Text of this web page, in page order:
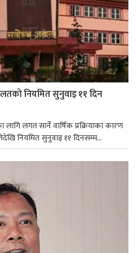
नियमित सुनुवाइ ११ दिन
लगत सार्ने वार्षिक प्रक्रियाका कारण
नियमित सुनुवाइ ११ दिनसम्म...